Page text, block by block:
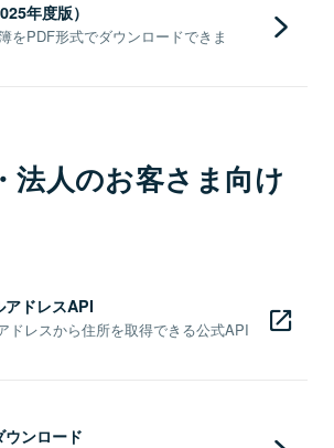
年度版）
をPDF形式でダウンロードできま
法人のお客さま向け
アドレスAPI
ドレスから住所を取得できる公式API
ンロード